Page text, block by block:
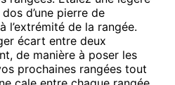
d’une pierre de
l’extrémité de la rangée.
écart entre deux
de manière à poser les
prochaines rangées tout